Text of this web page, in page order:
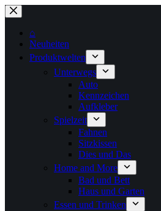
Zum
Inhalt
springen
⌂
Neuheiten
Produktwelten
Unterwegs
Auto
Kennzeichen
Aufkleber
Spielzeit
Fahnen
Sitzkissen
Dies und Das
Home and More
Bad und Bett
Haus und Garten
Essen und Trinken